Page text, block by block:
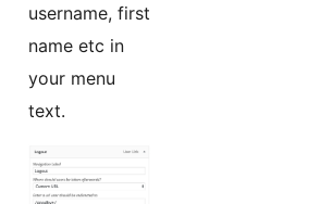
username, first
name etc in
your menu
text.